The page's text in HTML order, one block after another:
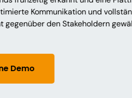
Kommunikation und
gegenüber den Stakeholdern
Demo